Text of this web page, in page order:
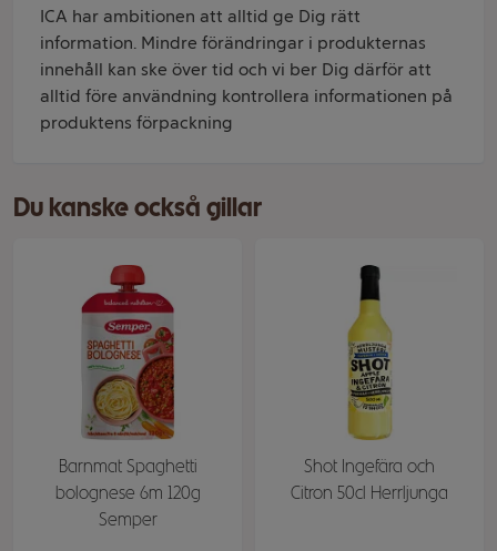
ICA har ambitionen att alltid ge Dig rätt
information. Mindre förändringar i produkternas
innehåll kan ske över tid och vi ber Dig därför att
alltid före användning kontrollera informationen på
produktens förpackning
Du kanske också gillar
Barnmat Spaghetti
bolognese 6m 120g
Semper
Shot Ingefära och
Citron 50cl Herrljunga